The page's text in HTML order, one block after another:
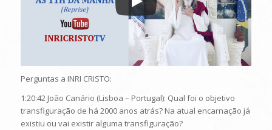
Perguntas a INRI CRISTO:
1:20:42 João Canário (Lisboa – Portugal): Qual foi o objetivo
transfiguração de há 2000 anos atrás? Na atual encarnação já
existiu ou vai existir alguma transfiguração?